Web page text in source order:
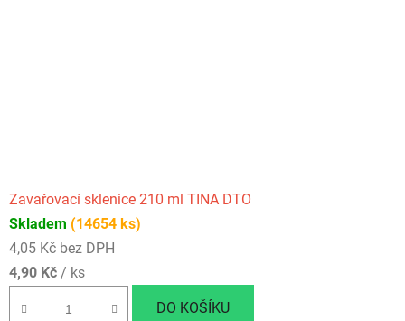
Zavařovací sklenice 210 ml TINA DTO
Skladem (14654 ks)
4,05 Kč bez DPH
4,90 Kč / ks
DO KOŠÍKU